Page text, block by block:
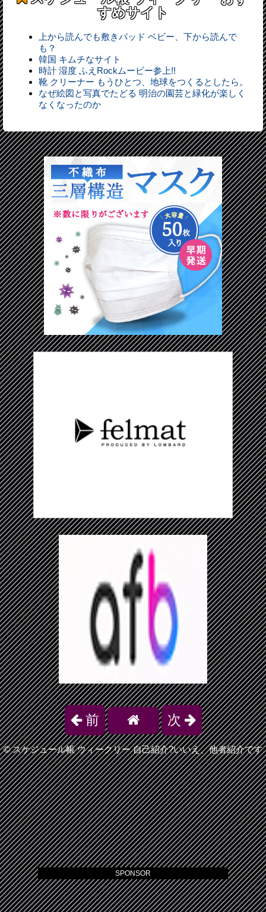
すめサイト
上から読んでも敷きパッド ベビー、下から読んで
も？
韓国 キムチなサイト
時計 湿度 ふえRockムービー参上!!
靴 クリーナー もうひとつ、地球をつくるとしたら。
なぜ絵図と写真でたどる 明治の園芸と緑化が楽しく
なくなったのか
前 次
©スケジュール帳 ウィークリー 自己紹介?いいえ、他者紹介です
SPONSOR